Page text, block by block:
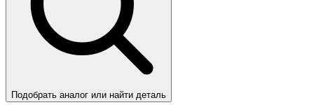
Подобрать аналог или найти деталь